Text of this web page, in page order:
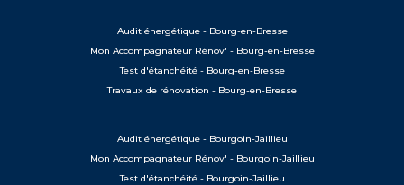
Audit énergétique - Bourg-en-Bresse
Mon Accompagnateur Rénov' - Bourg-en-Bresse
Test d'étanchéité - Bourg-en-Bresse
Travaux de rénovation - Bourg-en-Bresse
Audit énergétique - Bourgoin-Jaillieu
Mon Accompagnateur Rénov' - Bourgoin-Jaillieu
Test d'étanchéité - Bourgoin-Jaillieu